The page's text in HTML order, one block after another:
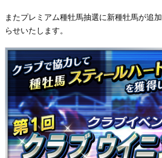
またプレミアム種牡馬抽選に新種牡馬が追
らせいたします。